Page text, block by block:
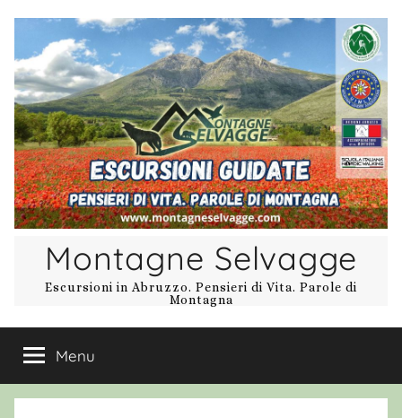
contenuto
Montagne Selvagge
Escursioni in Abruzzo. Pensieri di Vita. Parole di
Montagna
Menu